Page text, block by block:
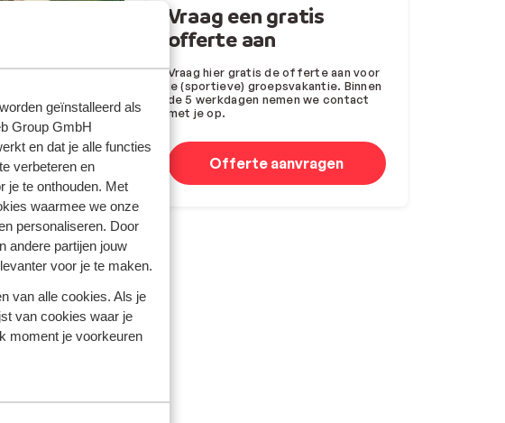
geïnstalleerd als
Group GmbH
en dat je alle functies
verbeteren en
je te onthouden. Met
waarmee we onze
personaliseren. Door
andere partijen jouw
voor je te maken.
van alle cookies. Als je
van cookies waar je
moment je voorkeuren
- 6
- 8 terreinen
- 8
Vraag een gratis
offerte aan
Vraag hier gratis de offerte aan voor
je (sportieve) groepsvakantie. Binnen
de 5 werkdagen nemen we contact
met je op.
Offerte aanvragen